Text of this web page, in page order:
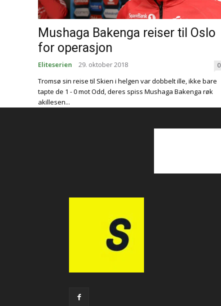
Mushaga Bakenga reiser til Oslo
for operasjon
Eliteserien 29. oktober 2018
0
Tromsø sin reise til Skien i helgen var dobbelt ille, ikke bare
tapte de 1 - 0 mot Odd, deres spiss Mushaga Bakenga røk
akillesen...